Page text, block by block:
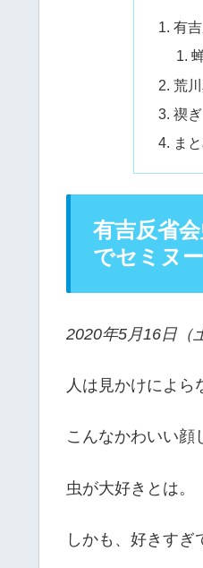
有
荒
禊
ま
有吉反省
でセミヌ
2020年5月16日（
人は見かけによら
こんなかわいい顔
虫が大好きとは。
しかも、好きすぎ